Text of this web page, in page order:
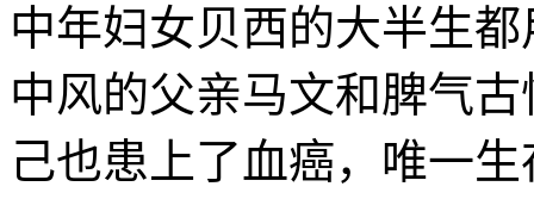
中年妇女贝西的大半生
中风的父亲马文和脾气
己也患上了血癌，唯一